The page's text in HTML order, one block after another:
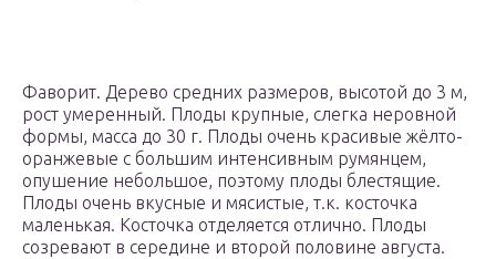
Фаворит. Дерево средних размеров, высотой до 3 м,
рост умеренный. Плоды крупные, слегка неровной
формы, масса до 30 г. Плоды очень красивые жёлто-
оранжевые с большим интенсивным румянцем,
опушение небольшое, поэтому плоды блестящие.
Плоды очень вкусные и мясистые, т.к. косточка
маленькая. Косточка отделяется отлично. Плоды
созревают в середине и второй половине августа.